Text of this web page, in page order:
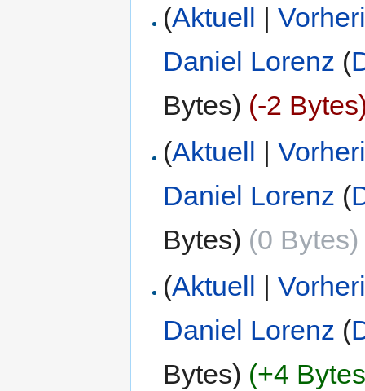
(Aktuell |
Daniel Lorenz (
Bytes) (-2
(Aktuell |
Daniel Lorenz (
Bytes) (0 Bytes)
(Aktuell |
Daniel Lorenz (
Bytes) (+4